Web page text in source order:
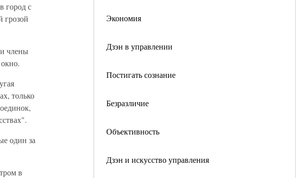
Экономия
Дзэн в управлении
Постигать сознание
Безразличие
Объективность
Дзэн и искусство управления
город с
грозой
члены
только
один за
в